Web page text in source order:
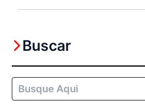
Buscar
Buscar